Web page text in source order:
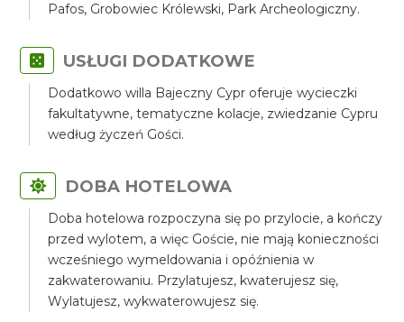
Pafos, Grobowiec Królewski, Park Archeologiczny.
USŁUGI DODATKOWE
Dodatkowo willa Bajeczny Cypr oferuje wycieczki
fakultatywne, tematyczne kolacje, zwiedzanie Cypru
według życzeń Gości.
DOBA HOTELOWA
Doba hotelowa rozpoczyna się po przylocie, a kończy
przed wylotem, a więc Goście, nie mają konieczności
wcześniego wymeldowania i opóźnienia w
zakwaterowaniu. Przylatujesz, kwaterujesz się,
Wylatujesz, wykwaterowujesz się.